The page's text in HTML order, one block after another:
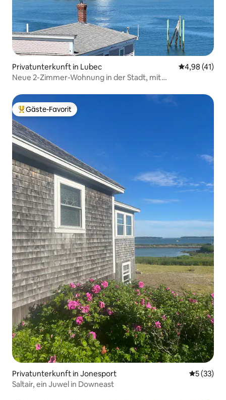
Privatunterkunft in Lubec
4,98 (41)
Neue 2-Zimmer-Wohnung in der Stadt, mit
Beliebter Gäste-Favorit.
Gäste-Favorit
Privatunterkunft in Jonesport
5 (33)
Saltair, ein Juwel in Downeast